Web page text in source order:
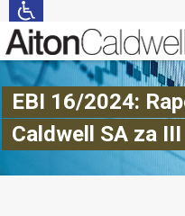
EBI 16/2024:
Caldwell SA za